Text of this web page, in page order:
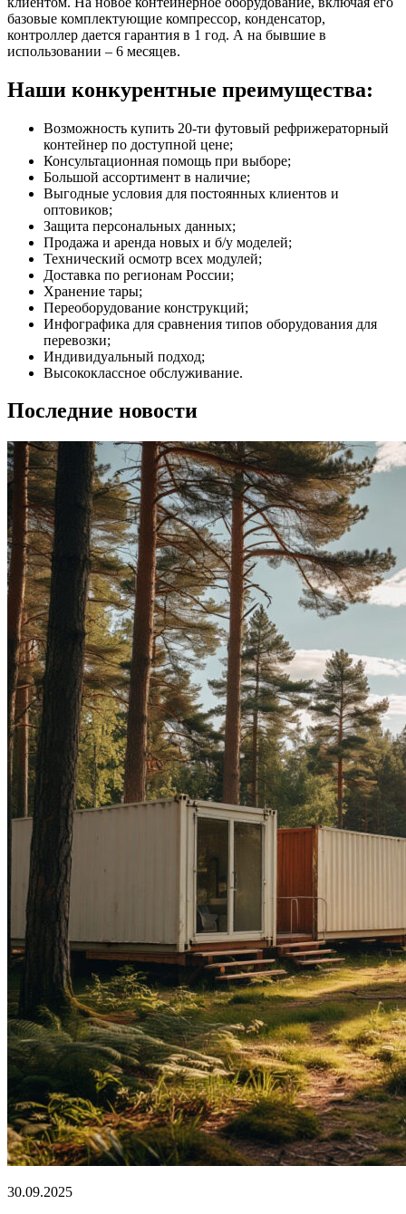
базовые комплектующие компрессор, конденсатор,
контроллер дается гарантия в 1 год. А на бывшие в
использовании – 6 месяцев.
Наши конкурентные преимущества:
Возможность купить 20-ти футовый рефрижераторный
контейнер по доступной цене;
Консультационная помощь при выборе;
Большой ассортимент в наличие;
Выгодные условия для постоянных клиентов и
оптовиков;
Защита персональных данных;
Продажа и аренда новых и б/у моделей;
Технический осмотр всех модулей;
Доставка по регионам России;
Хранение тары;
Переоборудование конструкций;
Инфографика для сравнения типов оборудования для
перевозки;
Индивидуальный подход;
Высококлассное обслуживание.
Последние новости
30.09.2025